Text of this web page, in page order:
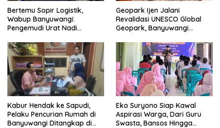
Bertemu Sopir Logistik,
Wabup Banyuwangi:
Pengemudi Urat Nadi
Geopark Ijen Jalani
Revalidasi UNESCO Global
Geopark, Banyuwangi
Warisan Dunia
Kabur Hendak ke Sapudi,
Pelaku Pencurian Rumah di
Banyuwangi Ditangkap di
Eko Suryono Siap Kawal
Aspirasi Warga, Dari Guru
Swasta, Bansos Hingga